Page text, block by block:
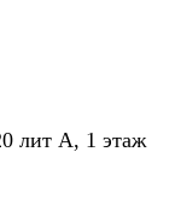
лит А, 1 этаж